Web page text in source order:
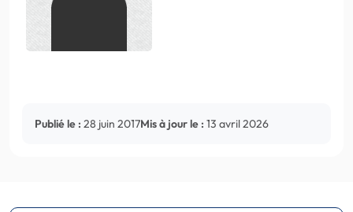
Publié le : 28 juin 2017Mis à jour le : 13 avril 2026